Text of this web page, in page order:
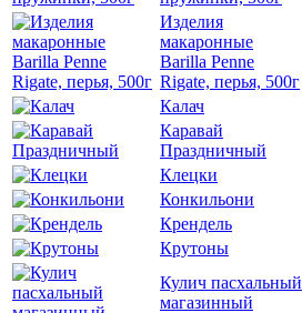
Изделия
макаронные
Barilla Penne
Rigate, перья, 500г
Калач
Каравай
Праздничный
Клецки
Конкильони
Крендель
Крутоны
Кулич пасхальный
магазинный